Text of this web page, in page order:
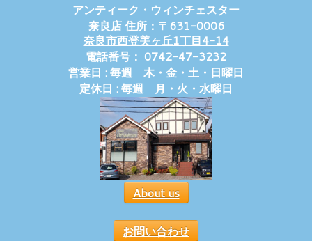
アンティーク・ウィンチェスター
奈良店 住所：〒631-0006
奈良市西登美ヶ丘1丁目4-14
電話番号： 0742-47-3232
営業日 : 毎週 木・金・土・日曜日
定休日 : 毎週 月・火・水曜日
About us
お問い合わせ